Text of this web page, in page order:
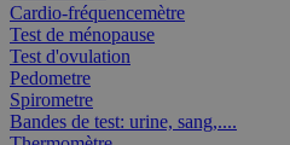
Cardio-fréquencemètre
Test de ménopause
Test d'ovulation
Pedometre
Spirometre
Bandes de test: urine, sang,....